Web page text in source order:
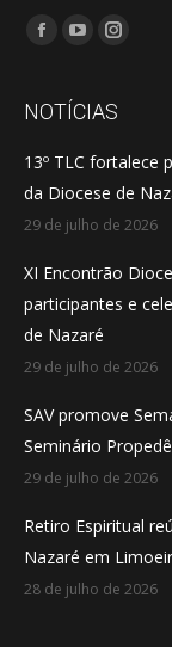
Encontre-nos em:
Facebook
opens
new
window
YouTube
opens
new
window
opens
new
window
NOTÍCIAS
13º TLC fortalece
da Diocese de
29 de julho de 2026
XI Encontrão
participantes e
de Nazaré
29 de julho de 2026
SAV promove
Seminário
29 de julho de 2026
Retiro Espiritual
Nazaré em
28 de julho de 2026